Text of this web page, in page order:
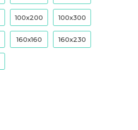
100x200 100x300
160x160 160x230